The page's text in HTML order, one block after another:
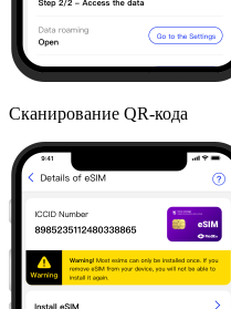
Сканирование QR-кода